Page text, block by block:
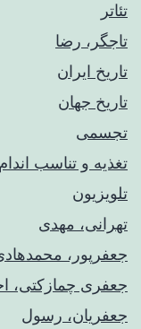
تئاتر
تاجگر، رضا
تاریخ ایران
تاریخ جهان
تجسمی
تغذیه و تناسب اندام
تلویزیون
تهرانی، مهدی
جعفرپور،
جعفری چمازکتی،
جعفریان، رسول